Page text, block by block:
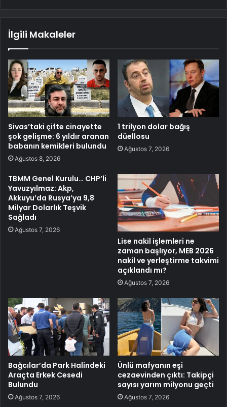
İlgili Makaleler
Sivas’taki çifte cinayette
şok gelişme: 6 yıldır aranan
babanın kemikleri bulundu
Ağustos 8, 2026
1 trilyon dolar bağış
düellosu
Ağustos 7, 2026
TBMM Genel Kurulu… CHP’li
Yavuzyılmaz: Akp,
Akkuyu’da Rusya’ya 9,8
Milyar Dolarlık Teşvik
Sağladı
Ağustos 7, 2026
Lise nakil işlemleri ne
zaman başlıyor, MEB 2026
nakil ve yerleştirme takvimi
açıklandı mı?
Ağustos 7, 2026
Bağcılar’da Park Halindeki
Araçta Erkek Cesedi
Bulundu
Ağustos 7, 2026
Ünlü mafyanın eşi
cezaevinden çıktı: Takipçi
sayısı yarım milyonu geçti
Ağustos 7, 2026